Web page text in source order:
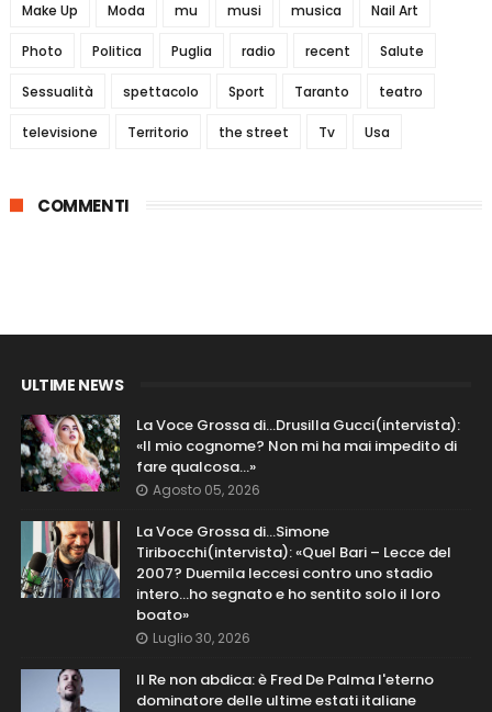
Make Up Moda mu musi musica Nail Art
Photo Politica Puglia radio recent Salute
Sessualità spettacolo Sport Taranto teatro
televisione Territorio the street Tv Usa
COMMENTI
ULTIME NEWS
La Voce Grossa di…Drusilla Gucci(intervista):
«Il mio cognome? Non mi ha mai impedito di
fare qualcosa…»
Agosto 05, 2026
La Voce Grossa di…Simone
Tiribocchi(intervista): «Quel Bari – Lecce del
2007? Duemila leccesi contro uno stadio
intero...ho segnato e ho sentito solo il loro
boato»
Luglio 30, 2026
Il Re non abdica: è Fred De Palma l'eterno
dominatore delle ultime estati italiane